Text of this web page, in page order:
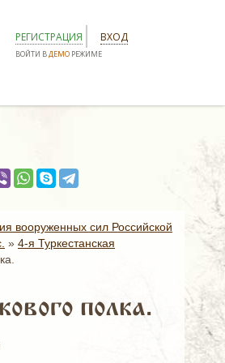
РЕГИСТРАЦИЯ ВХОД
ВОЙТИ ВДЕМО РЕЖИМЕ
вооруженных сил Российской
» 4-я Туркестанская
полка.